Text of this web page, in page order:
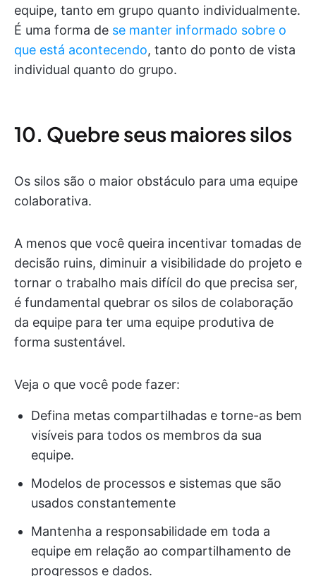
equipe, tanto em grupo quanto individualmente.
É uma forma de se manter informado sobre o
que está acontecendo, tanto do ponto de vista
individual quanto do grupo.
10. Quebre seus maiores silos
Os silos são o maior obstáculo para uma equipe
colaborativa.
A menos que você queira incentivar tomadas de
decisão ruins, diminuir a visibilidade do projeto e
tornar o trabalho mais difícil do que precisa ser,
é fundamental quebrar os silos de colaboração
da equipe para ter uma equipe produtiva de
forma sustentável.
Veja o que você pode fazer:
Defina metas compartilhadas e torne-as bem
visíveis para todos os membros da sua
equipe.
Modelos de processos e sistemas que são
usados constantemente
Mantenha a responsabilidade em toda a
equipe em relação ao compartilhamento de
progressos e dados.